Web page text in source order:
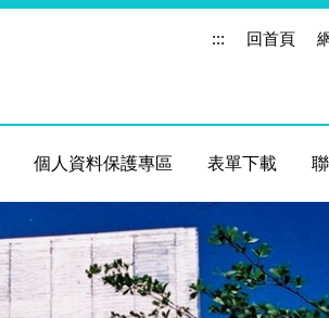
::: 回首頁
個人資料保護專區 表單下載